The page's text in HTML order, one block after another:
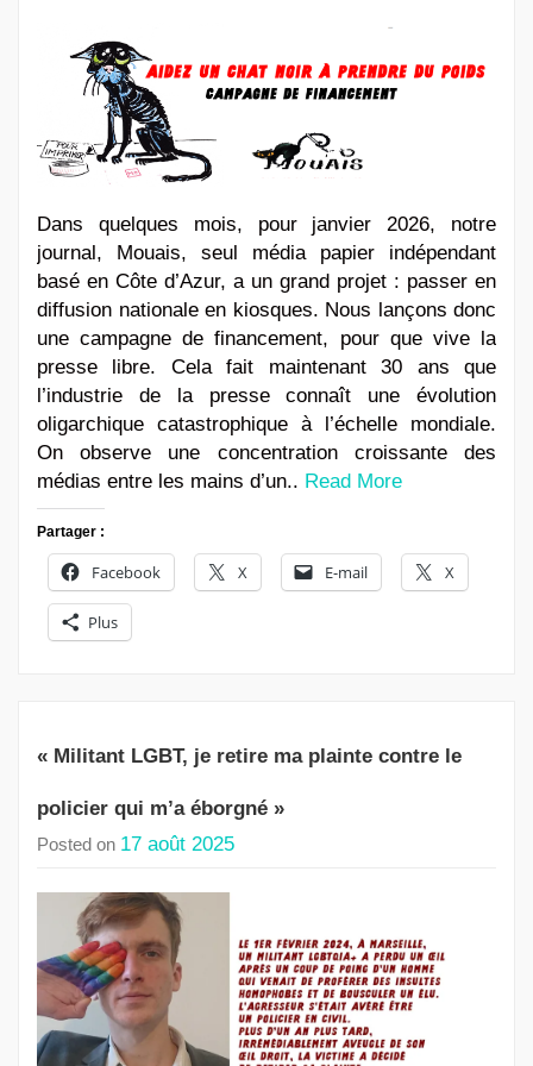
Dans quelques mois, pour janvier 2026, notre
journal, Mouais, seul média papier indépendant
basé en Côte d’Azur, a un grand projet : passer en
diffusion nationale en kiosques. Nous lançons donc
une campagne de financement, pour que vive la
presse libre. Cela fait maintenant 30 ans que
l’industrie de la presse connaît une évolution
oligarchique catastrophique à l’échelle mondiale.
On observe une concentration croissante des
médias entre les mains d’un.. Read More
Partager :
Facebook X E-mail X
Plus
« Militant LGBT, je retire ma plainte contre le
policier qui m’a éborgné »
Posted on 17 août 2025